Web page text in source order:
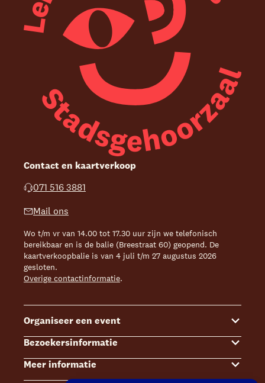
Contact en kaartverkoop
071 516 3881
Mail ons
Wo t/m vr van 14.00 tot 17.30 uur zijn we telefonisch
bereikbaar en is de balie (Breestraat 60) geopend. De
kaartverkoopbalie is van 4 juli t/m 27 augustus 2026
gesloten.
Overige contactinformatie.
Organiseer een event
Events
Zalenoverzicht
Bezoekersinformatie
Kaartverkoop
Meer informatie